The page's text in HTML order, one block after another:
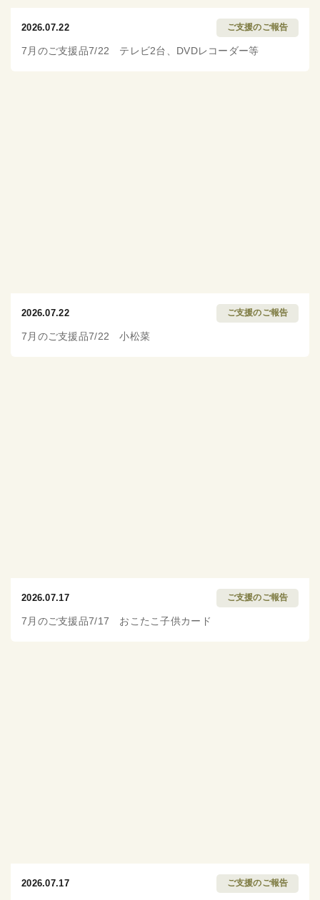
2026.07.22 ご支援のご報告
7月のご支援品7/22 テレビ2台、DVDレコーダー等
2026.07.22 ご支援のご報告
7月のご支援品7/22 小松菜
2026.07.17 ご支援のご報告
7月のご支援品7/17 おこたこ子供カード
2026.07.17 ご支援のご報告